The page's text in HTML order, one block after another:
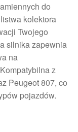
do
kolektora
Twojego
silnika zapewnia
na
z
Peugeot 807, co
pojazdów.